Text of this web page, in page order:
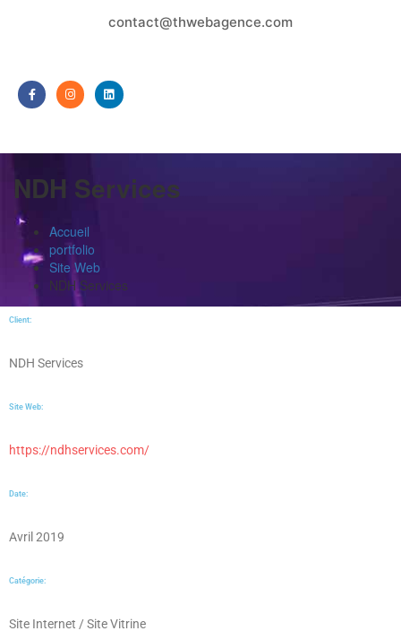
contact@thwebagence.com
NDH Services
Accueil
portfolio
Site Web
NDH Services
Client:
NDH Services
Site Web:
https://ndhservices.com/
Date:
Avril 2019
Catégorie:
Site Internet / Site Vitrine